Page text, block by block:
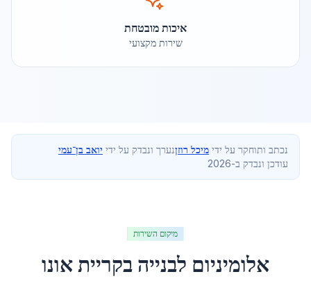
איכות מובטחת
שירות מקצועי
נכתב ותוחקר על ידי מיכל רוזןנערך ונבדק על ידי יואב בן־עמי
עודכן ונבדק ב-2026
מיקום השירות
אלומיניום לבנייה בקריית אונו